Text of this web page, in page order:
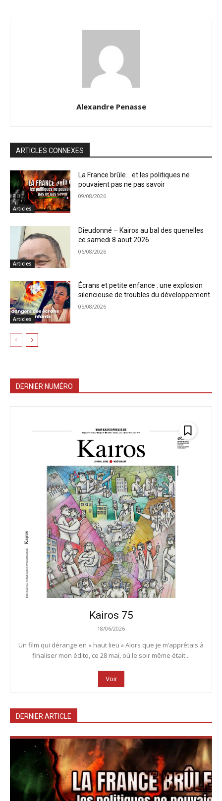
Alexandre Penasse
ARTICLES CONNEXES
Articles
La France brûle… et les politiques ne
pouvaient pas ne pas savoir
09/08/2026
Articles
Dieudonné – Kairos au bal des quenelles
ce samedi 8 aout 2026
06/08/2026
Articles
Écrans et petite enfance : une explosion
silencieuse de troubles du développement
05/08/2026
DERNIER NUMÉRO
Kairos 75
18/06/2026
Un film qui dérange en « haut lieu » Alors que je m’apprêtais à
finaliser mon édito, ce 28 mai, où le soir même était...
Voir
DERNIER ARTICLE